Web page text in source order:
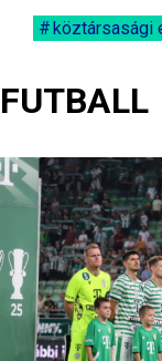
köztársasági
FUTBALL